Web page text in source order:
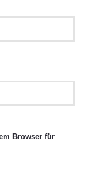
Browser für